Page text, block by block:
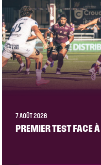
7 AOÛT 2026
PREMIER TEST FACE